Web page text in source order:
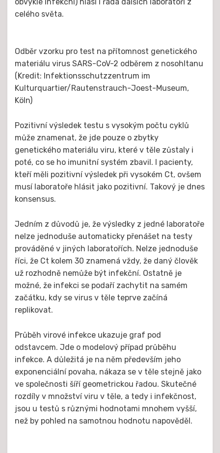
celého světa.
Odběr vzorku pro test na přítomnost genetického
materiálu virus SARS-CoV-2 odběrem z nosohltanu
(Kredit: Infektionsschutzzentrum im
Kulturquartier/Rautenstrauch-Joest-Museum,
Köln)
Pozitivní výsledek testu s vysokým počtu cyklů
může znamenat, že jde pouze o zbytky
genetického materiálu viru, které v těle zůstaly i
poté, co se ho imunitní systém zbavil. I pacienty,
kteří měli pozitivní výsledek při vysokém Ct, ovšem
musí laboratoře hlásit jako pozitivní. Takový je dnes
konsensus.
Jedním z důvodů je, že výsledky z jedné laboratoře
nelze jednoduše automaticky přenášet na testy
prováděné v jiných laboratořích. Nelze jednoduše
říci, že Ct kolem 30 znamená vždy, že daný člověk
už rozhodně nemůže být infekční. Ostatně je
možné, že infekci se podaří zachytit na samém
začátku, kdy se virus v těle teprve začíná
replikovat.
Průběh virové infekce ukazuje graf pod
odstavcem. Jde o modelový případ průběhu
infekce. A důležitá je na něm především jeho
exponenciální povaha, nákaza se v těle stejně jako
ve společnosti šíří geometrickou řadou. Skutečné
rozdíly v množství viru v těle, a tedy i infekčnost,
jsou u testů s různými hodnotami mnohem vyšší,
než by pohled na samotnou hodnotu napověděl.